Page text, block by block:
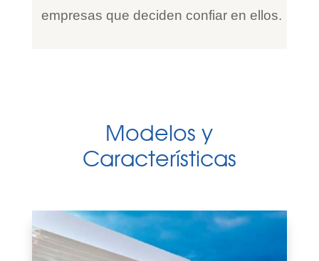
empresas que deciden confiar en ellos.
Modelos y
Características